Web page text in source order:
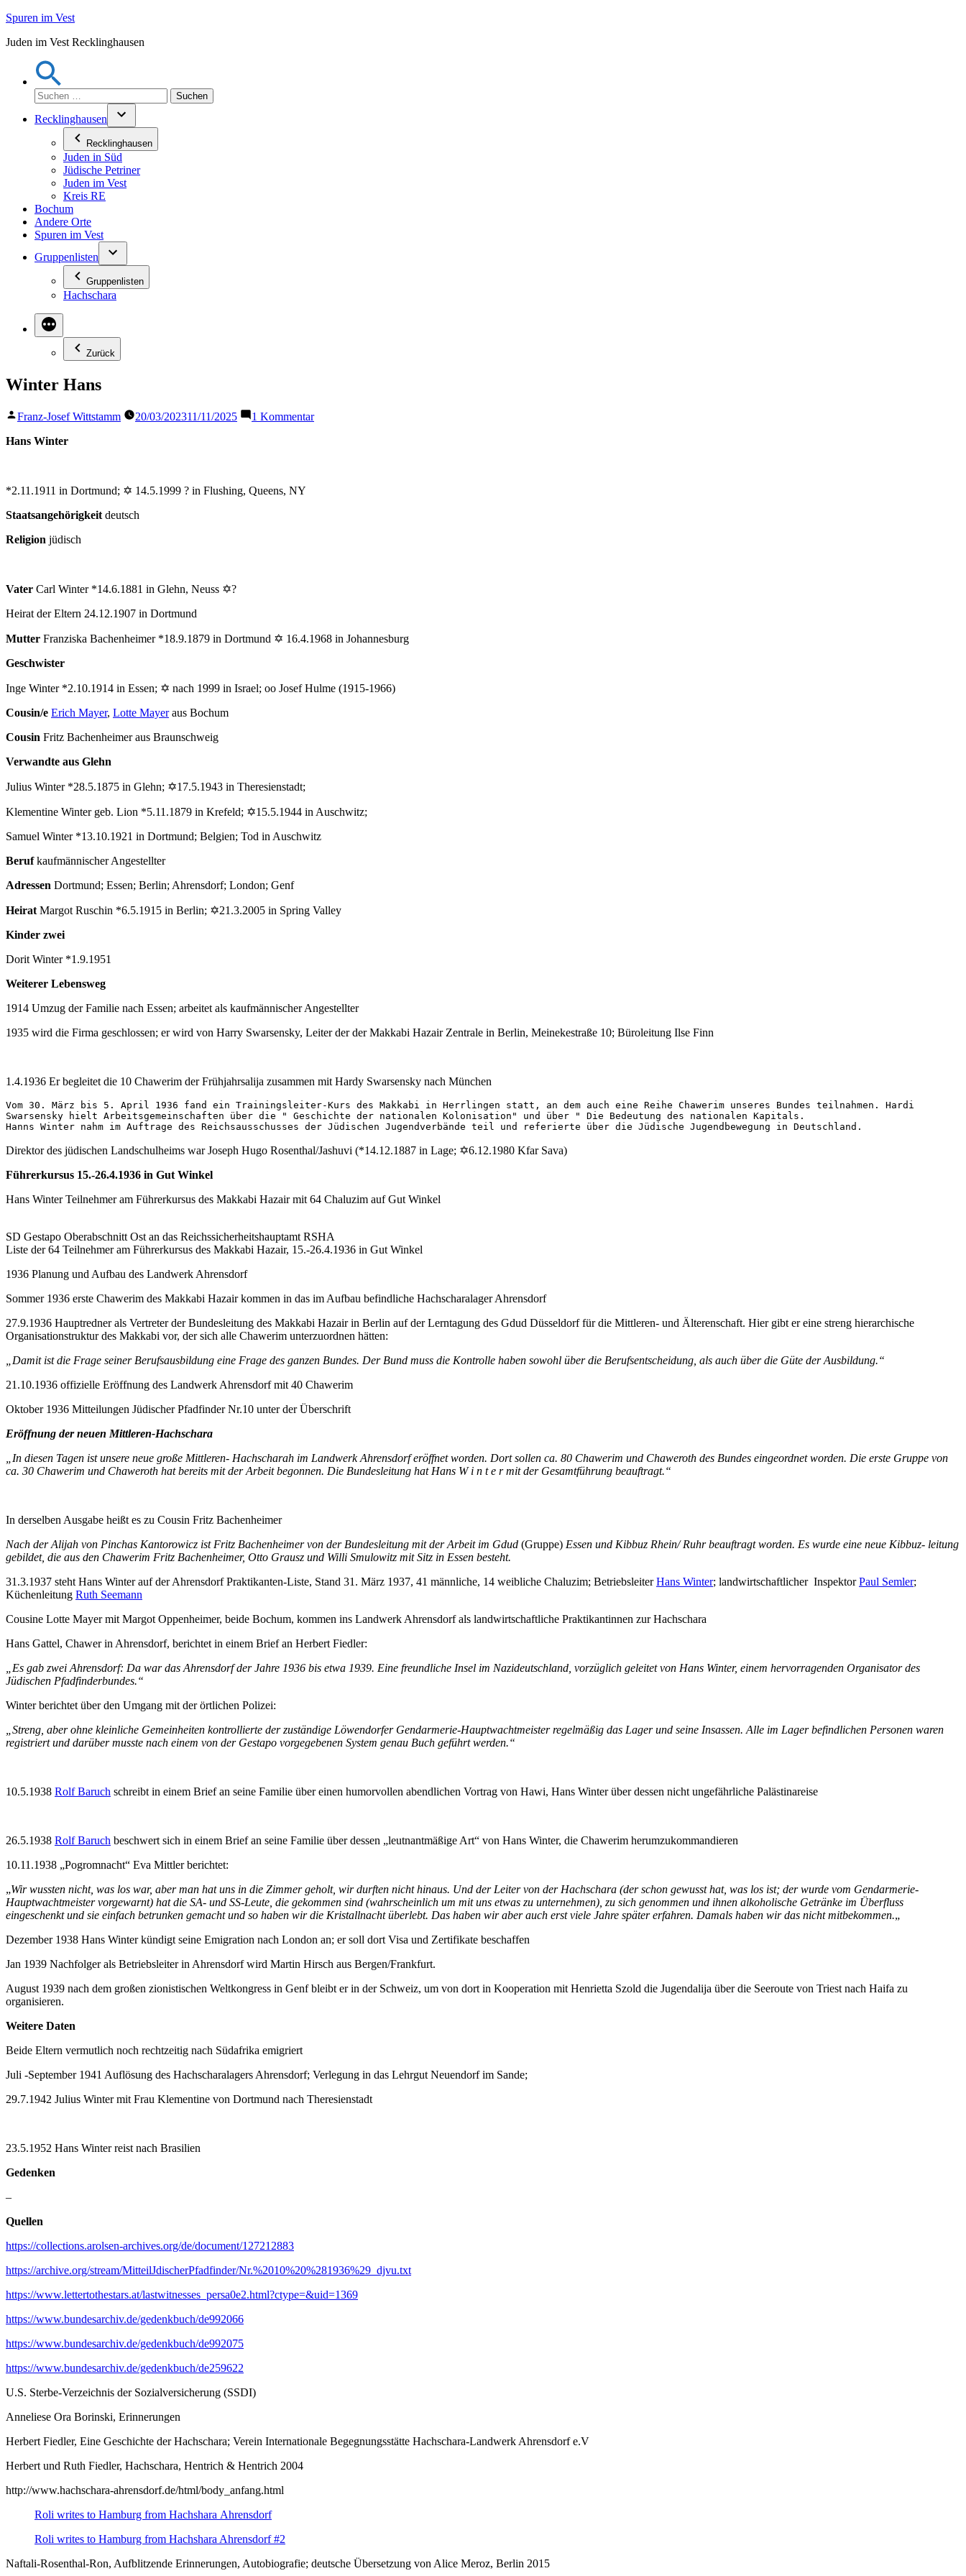
Zum
springen
Spuren im Vest
Juden im Vest Recklinghausen
Suchen
nach:
Recklinghausen
Recklinghausen
Juden in Süd
Jüdische Petriner
Juden im Vest
Kreis RE
Bochum
Andere Orte
Spuren im Vest
Gruppenlisten
Gruppenlisten
Hachschara
Zurück
Winter Hans
Veröffentlicht
Franz-Josef Wittstamm 20/03/202311/11/2025 1 Kommentarzu
Hans Winter
*2.11.1911 in Dortmund; ✡ 14.5.1999 ? in Flushing, Queens, NY
Staatsangehörigkeit deutsch
Religion jüdisch
Vater Carl Winter *14.6.1881 in Glehn, Neuss ✡?
Heirat der Eltern 24.12.1907 in Dortmund
Mutter Franziska Bachenheimer *18.9.1879 in Dortmund ✡ 16.4.1968 in Johannesburg
Geschwister
Inge Winter *2.10.1914 in Essen; ✡ nach 1999 in Israel; oo Josef Hulme (1915-1966)
Cousin/e Erich Mayer, Lotte Mayeraus Bochum
Cousin Fritz Bachenheimer aus Braunschweig
Verwandte aus Glehn
Julius Winter *28.5.1875 in Glehn; ✡17.5.1943 in Theresienstadt;
Klementine Winter geb. Lion *5.11.1879 in Krefeld; ✡15.5.1944 in Auschwitz;
Samuel Winter *13.10.1921 in Dortmund; Belgien; Tod in Auschwitz
Berufkaufmännischer Angestellter
Adressen Dortmund; Essen; Berlin; Ahrensdorf; London; Genf
Heirat Margot Ruschin *6.5.1915 in Berlin; ✡21.3.2005 in Spring Valley
Kinder zwei
Dorit Winter *1.9.1951
Weiterer Lebensweg
1914 Umzug der Familie nach Essen; arbeitet als kaufmännischer Angestellter
1935 wird die Firma geschlossen; er wird von Harry Swarsensky, Leiter der der Makkabi Hazair Zentrale in Berlin, Meinekestraße 10; Büroleitung Ilse Finn
1.4.1936 Er begleitet die 10 Chawerim der Frühjahrsalija zusammen mit Hardy Swarsensky nach München
Vom 30. März bis 5. April 1936 fand ein Trainingsleiter-Kurs des Makkabi in Herrlingen statt, an dem auch eine Reihe Chawerim unseres Bundes teilnahmen. Hardi
Swarsensky hielt Arbeitsgemeinschaften über die " Geschichte der nationalen Kolonisation" und über " Die Bedeutung des nationalen Kapitals.
Hanns Winter nahm im Auftrage des Reichsausschusses der Jüdischen Jugendverbände teil und referierte über die Jüdische Jugendbewegung in Deutschland.
Direktor des jüdischen Landschulheims war Joseph Hugo Rosenthal/Jashuvi (*14.12.1887 in Lage; ✡6.12.1980 Kfar Sava)
Führerkursus 15.-26.4.1936 in Gut Winkel
Hans Winter Teilnehmer am Führerkursus des Makkabi Hazair mit 64 Chaluzim auf Gut Winkel
SD Gestapo Oberabschnitt Ost an das Reichssicherheitshauptamt RSHA
Liste der 64 Teilnehmer am Führerkursus des Makkabi Hazair, 15.-26.4.1936 in Gut Winkel
1936 Planung und Aufbau des Landwerk Ahrensdorf
Sommer 1936 erste Chawerim des Makkabi Hazair kommen in das im Aufbau befindliche Hachscharalager Ahrensdorf
27.9.1936 Hauptredner als Vertreter der Bundesleitung des Makkabi Hazair in Berlin auf der Lerntagung des Gdud Düsseldorf für die Mittleren- und Älterenschaft. Hier gibt er eine streng hierarchische
Organisationstruktur des Makkabi vor, der sich alle Chawerim unterzuordnen hätten:
„Damit ist die Frage seiner Berufsausbildung eine Frage des ganzen Bundes. Der Bund muss die Kontrolle haben sowohl über die Berufsentscheidung, als auch über die Güte der Ausbildung.“
21.10.1936 offizielle Eröffnung des Landwerk Ahrensdorf mit 40 Chawerim
Oktober 1936 Mitteilungen Jüdischer Pfadfinder Nr.10 unter der Überschrift
Eröffnung der neuen Mittleren-Hachschara
„In diesen Tagen ist unsere neue große Mittleren- Hachscharah im Landwerk Ahrensdorf eröffnet worden. Dort sollen ca. 80 Chawerim und Chaweroth des Bundes eingeordnet worden. Die erste Gruppe von
ca. 30 Chawerim und Chaweroth hat bereits mit der Arbeit begonnen. Die Bundesleitung hat Hans W i n t e r mit der Gesamtführung beauftragt.“
In derselben Ausgabe heißt es zu Cousin Fritz Bachenheimer
Nach der Alijah von Pinchas Kantorowicz ist Fritz Bachenheimer von der Bundesleitung mit der Arbeit im Gdud (Gruppe) Essen und Kibbuz Rhein/ Ruhr beauftragt worden. Es wurde eine neue Kibbuz- leitung
gebildet, die aus den Chawerim Fritz Bachenheimer, Otto Grausz und Willi Smulowitz mit Sitz in Essen besteht.
31.3.1937 steht Hans Winter auf der Ahrensdorf Praktikanten-Liste, Stand 31. März 1937, 41 männliche, 14 weibliche Chaluzim; BetriebsleiterHans Winter; landwirtschaftlicher InspektorPaul Semler;
Küchenleitung Ruth Seemann
Cousine Lotte Mayer mit Margot Oppenheimer, beide Bochum, kommen ins Landwerk Ahrensdorf als landwirtschaftliche Praktikantinnen zur Hachschara
Hans Gattel, Chawer in Ahrensdorf, berichtet in einem Brief an Herbert Fiedler:
„Es gab zwei Ahrensdorf: Da war das Ahrensdorf der Jahre 1936 bis etwa 1939. Eine freundliche Insel im Nazideutschland, vorzüglich geleitet von Hans Winter, einem hervorragenden Organisator des
Jüdischen Pfadfinderbundes.“
Winter berichtet über den Umgang mit der örtlichen Polizei:
„Streng, aber ohne kleinliche Gemeinheiten kontrollierte der zuständige Löwendorfer Gendarmerie-Hauptwachtmeister regelmäßig das Lager und seine Insassen. Alle im Lager befindlichen Personen waren
registriert und darüber musste nach einem von der Gestapo vorgegebenen System genau Buch geführt werden.“
10.5.1938 Rolf Baruch schreibt in einem Brief an seine Familie über einen humorvollen abendlichen Vortrag von Hawi, Hans Winter über dessen nicht ungefährliche Palästinareise
26.5.1938 Rolf Baruch beschwert sich in einem Brief an seine Familie über dessen „leutnantmäßige Art“ von Hans Winter, die Chawerim herumzukommandieren
10.11.1938 „Pogromnacht“ Eva Mittler berichtet:
„Wir wussten nicht, was los war, aber man hat uns in die Zimmer geholt, wir durften nicht hinaus. Und der Leiter von der Hachschara (der schon gewusst hat, was los ist; der wurde vom Gendarmerie-
Hauptwachtmeister vorgewarnt) hat die SA- und SS-Leute, die gekommen sind (wahrscheinlich um mit uns etwas zu unternehmen), zu sich genommen und ihnen alkoholische Getränke im Überfluss
eingeschenkt und sie einfach betrunken gemacht und so haben wir die Kristallnacht überlebt. Das haben wir aber auch erst viele Jahre später erfahren. Damals haben wir das nicht mitbekommen.„
Dezember 1938 Hans Winter kündigt seine Emigration nach London an; er soll dort Visa und Zertifikate beschaffen
Jan 1939 Nachfolger als Betriebsleiter in Ahrensdorf wird Martin Hirsch aus Bergen/Frankfurt.
August 1939 nach dem großen zionistischen Weltkongress in Genf bleibt er in der Schweiz, um von dort in Kooperation mit Henrietta Szold die Jugendalija über die Seeroute von Triest nach Haifa zu
organisieren.
Weitere Daten
Beide Eltern vermutlich noch rechtzeitig nach Südafrika emigriert
Juli -September 1941 Auflösung des Hachscharalagers Ahrensdorf; Verlegung in das Lehrgut Neuendorf im Sande;
29.7.1942 Julius Winter mit Frau Klementine von Dortmund nach Theresienstadt
23.5.1952 Hans Winter reist nach Brasilien
Gedenken
–
Quellen
https://collections.arolsen-archives.org/de/document/127212883
https://archive.org/stream/MitteilJdischerPfadfinder/Nr.%2010%20%281936%29_djvu.txt
https://www.lettertothestars.at/lastwitnesses_persa0e2.html?ctype=&uid=1369
https://www.bundesarchiv.de/gedenkbuch/de992066
https://www.bundesarchiv.de/gedenkbuch/de992075
https://www.bundesarchiv.de/gedenkbuch/de259622
U.S. Sterbe-Verzeichnis der Sozialversicherung (SSDI)
Anneliese Ora Borinski, Erinnerungen
Herbert Fiedler, Eine Geschichte der Hachschara; Verein Internationale Begegnungsstätte Hachschara-Landwerk Ahrensdorf e.V
Herbert und Ruth Fiedler, Hachschara, Hentrich & Hentrich 2004
http://www.hachschara-ahrensdorf.de/html/body_anfang.html
Roli writes to Hamburg from Hachshara Ahrensdorf
Roli writes to Hamburg from Hachshara Ahrensdorf #2
Naftali-Rosenthal-Ron, Aufblitzende Erinnerungen, Autobiografie; deutsche Übersetzung von Alice Meroz, Berlin 2015